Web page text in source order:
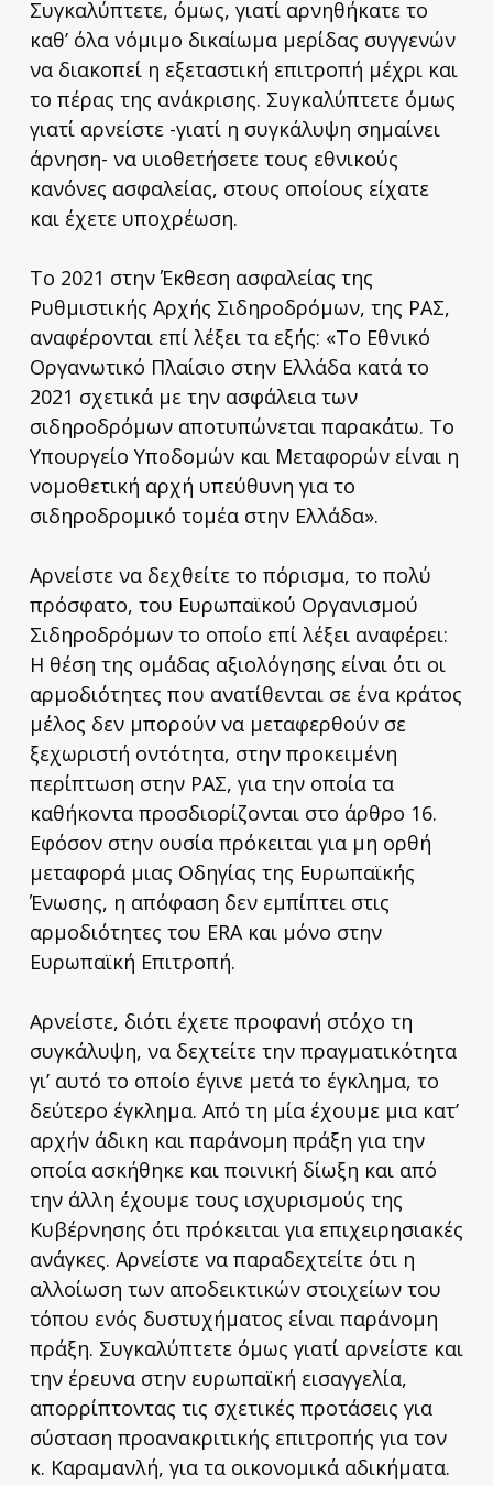
Συγκαλύπτετε, όμως, γιατί αρνηθήκατε το
καθ’ όλα νόμιμο δικαίωμα μερίδας συγγενών
να διακοπεί η εξεταστική επιτροπή μέχρι και
το πέρας της ανάκρισης. Συγκαλύπτετε όμως
γιατί αρνείστε -γιατί η συγκάλυψη σημαίνει
άρνηση- να υιοθετήσετε τους εθνικούς
κανόνες ασφαλείας, στους οποίους είχατε
και έχετε υποχρέωση.
Το 2021 στην Έκθεση ασφαλείας της
Ρυθμιστικής Αρχής Σιδηροδρόμων, της ΡΑΣ,
αναφέρονται επί λέξει τα εξής: «Το Εθνικό
Οργανωτικό Πλαίσιο στην Ελλάδα κατά το
2021 σχετικά με την ασφάλεια των
σιδηροδρόμων αποτυπώνεται παρακάτω. Το
Υπουργείο Υποδομών και Μεταφορών είναι η
νομοθετική αρχή υπεύθυνη για το
σιδηροδρομικό τομέα στην Ελλάδα».
Αρνείστε να δεχθείτε το πόρισμα, το πολύ
πρόσφατο, του Ευρωπαϊκού Οργανισμού
Σιδηροδρόμων το οποίο επί λέξει αναφέρει:
Η θέση της ομάδας αξιολόγησης είναι ότι οι
αρμοδιότητες που ανατίθενται σε ένα κράτος
μέλος δεν μπορούν να μεταφερθούν σε
ξεχωριστή οντότητα, στην προκειμένη
περίπτωση στην ΡΑΣ, για την οποία τα
καθήκοντα προσδιορίζονται στο άρθρο 16.
Εφόσον στην ουσία πρόκειται για μη ορθή
μεταφορά μιας Οδηγίας της Ευρωπαϊκής
Ένωσης, η απόφαση δεν εμπίπτει στις
αρμοδιότητες του ERA και μόνο στην
Ευρωπαϊκή Επιτροπή.
Αρνείστε, διότι έχετε προφανή στόχο τη
συγκάλυψη, να δεχτείτε την πραγματικότητα
γι’ αυτό το οποίο έγινε μετά το έγκλημα, το
δεύτερο έγκλημα. Από τη μία έχουμε μια κατ’
αρχήν άδικη και παράνομη πράξη για την
οποία ασκήθηκε και ποινική δίωξη και από
την άλλη έχουμε τους ισχυρισμούς της
Κυβέρνησης ότι πρόκειται για επιχειρησιακές
ανάγκες. Αρνείστε να παραδεχτείτε ότι η
αλλοίωση των αποδεικτικών στοιχείων του
τόπου ενός δυστυχήματος είναι παράνομη
πράξη. Συγκαλύπτετε όμως γιατί αρνείστε και
την έρευνα στην ευρωπαϊκή εισαγγελία,
απορρίπτοντας τις σχετικές προτάσεις για
σύσταση προανακριτικής επιτροπής για τον
κ. Καραμανλή, για τα οικονομικά αδικήματα.